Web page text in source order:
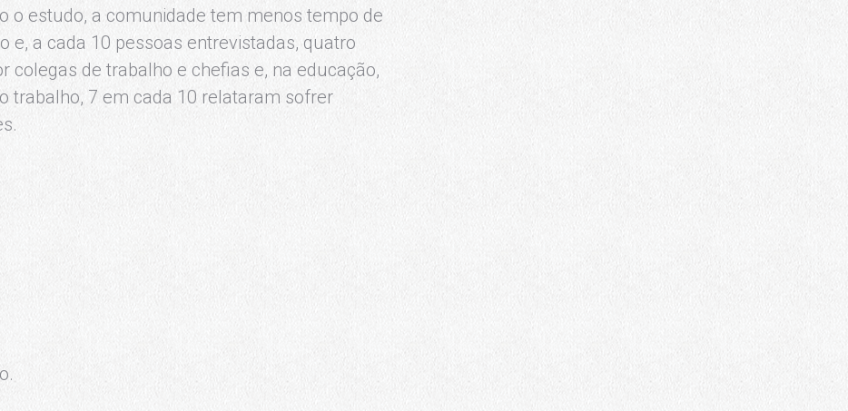
o estudo, a comunidade tem menos tempo de
e, a cada 10 pessoas entrevistadas, quatro
colegas de trabalho e chefias e, na educação,
trabalho, 7 em cada 10 relataram sofrer